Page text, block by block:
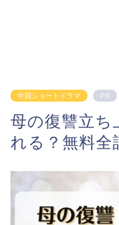
中国ショートドラマ PR
母の復讐立ち
れる？無料全